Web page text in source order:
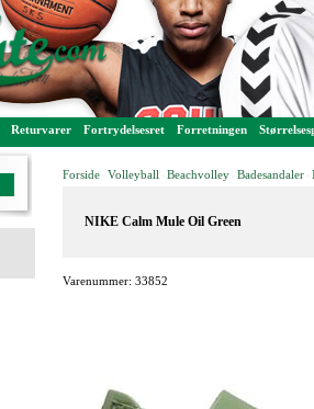
Returvarer Fortrydelsesret Forretningen
Forside Volleyball Beachvolley Badesandaler
NIKE Calm Mule Oil Green
Varenummer: 33852